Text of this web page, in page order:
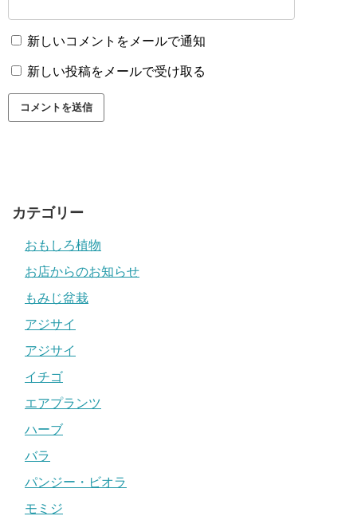
新しいコメントをメールで通知
新しい投稿をメールで受け取る
カテゴリー
おもしろ植物
お店からのお知らせ
もみじ盆栽
アジサイ
アジサイ
イチゴ
エアプランツ
ハーブ
バラ
パンジー・ビオラ
モミジ